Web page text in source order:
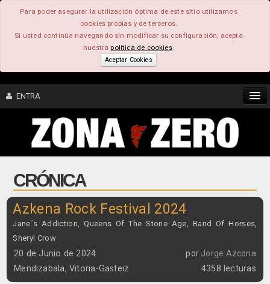
Para poder asegurar la utilización óptima de este sitio utilizamos
cookies propias y de terceros.
Si usted continúa navegando sin modificar su configuración, acepta
nuestrapolítica de cookies.
Aceptar Cookies
ENTRA
CONTENIDO
COMUNIDAD
FEEEDBACK
FOROS
CRÓNICA
Azkena Rock Festival 2024
Jane´s Addiction, Queens Of The Stone Age, Band Of Horses,
Sheryl Crow
20 de Junio de 2024 por Jorge Azcona
Mendizabala, Vitoria-Gasteiz 4358 lecturas